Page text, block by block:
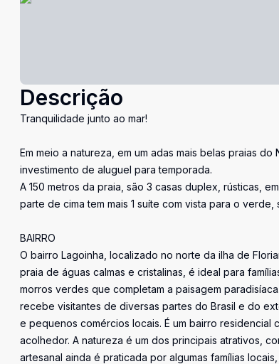
Descrição
Tranquilidade junto ao mar!
Em meio a natureza, em um adas mais belas praias
investimento de aluguel para temporada.
A 150 metros da praia, são 3 casas duplex, rústicas,
parte de cima tem mais 1 suíte com vista para o
BAIRRO
O bairro Lagoinha, localizado no norte da ilha de
praia de águas calmas e cristalinas, é ideal para
morros verdes que completam a paisagem
recebe visitantes de diversas partes do Brasil e do
e pequenos comércios locais. É um bairro residencial
acolhedor. A natureza é um dos principais atrativos,
artesanal ainda é praticada por algumas famílias